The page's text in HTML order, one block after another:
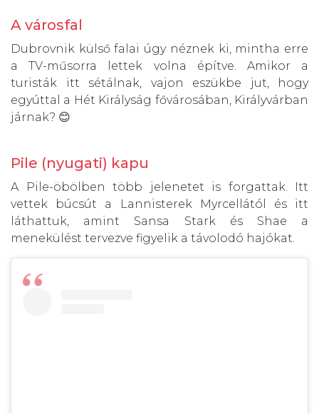
A városfal
Dubrovnik külső falai úgy néznek ki, mintha erre
a TV-műsorra lettek volna építve. Amikor a
turisták itt sétálnak, vajon eszükbe jut, hogy
egyúttal a Hét Királyság fővárosában, Királyvárban
járnak? 😊
Pile (nyugati) kapu
A Pile-öbölben több jelenetet is forgattak. Itt
vettek búcsút a Lannisterek Myrcellától és itt
láthattuk, amint Sansa Stark és Shae a
menekülést tervezve figyelik a távolodó hajókat.